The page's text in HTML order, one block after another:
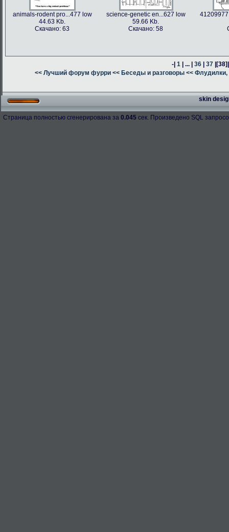
animals-rodent pro...477 low
44.63 Kb.
Скачано: 63
science-genetic en...627 low
59.66 Kb.
Скачано: 58
-| 1 | ... | 36 | 37 |[38]
<< Лучший форум фурри << Беседы и разговоры << Флудилки,
skin
Страница полностью сгенерирована за 0.045 сек. Произведено SQL